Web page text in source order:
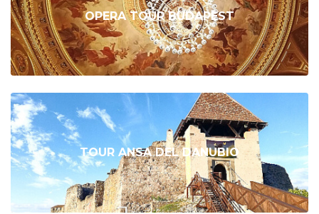
OPERA TOUR BUDAPEST
TOUR ANSA DEL DANUBIO